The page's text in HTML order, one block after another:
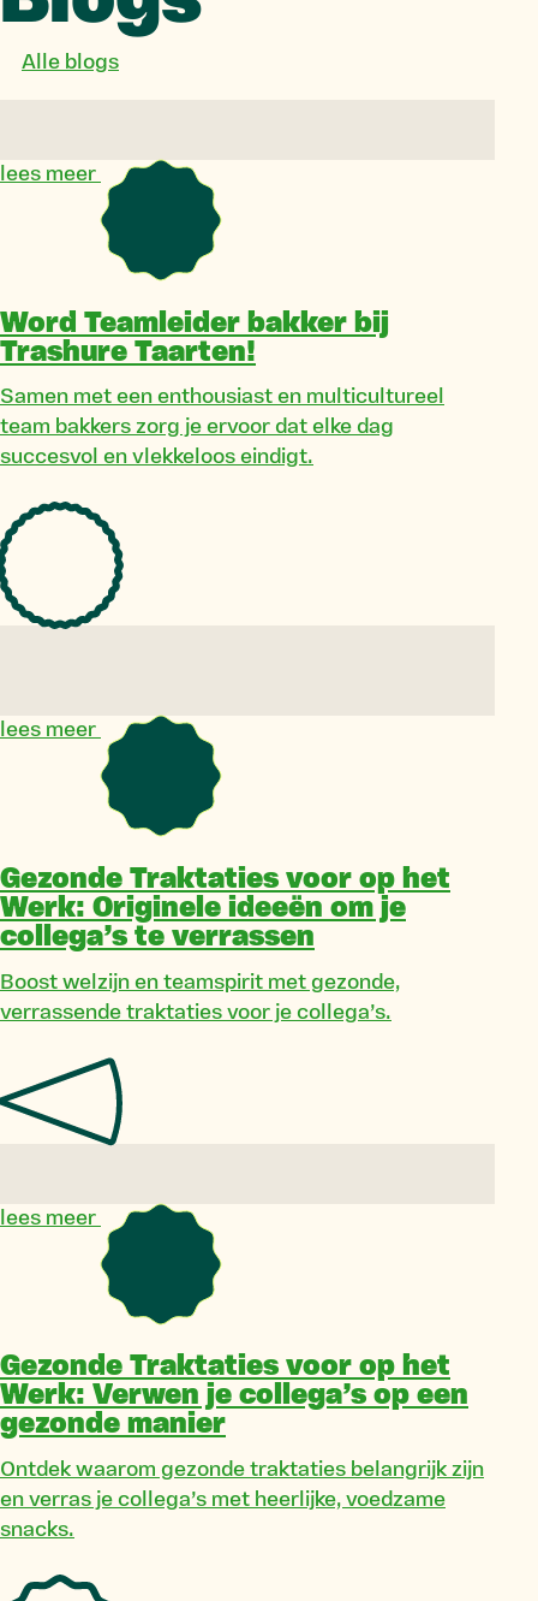
Alle blogs
lees meer
Word Teamleider bakker bij
Trashure Taarten!
Samen met een enthousiast en multicultureel
team bakkers zorg je ervoor dat elke dag
succesvol en vlekkeloos eindigt.
lees meer
Gezonde Traktaties voor op het
Werk: Originele ideeën om je
collega’s te verrassen
Boost welzijn en teamspirit met gezonde,
verrassende traktaties voor je collega’s.
lees meer
Gezonde Traktaties voor op het
Werk: Verwen je collega’s op een
gezonde manier
Ontdek waarom gezonde traktaties belangrijk zijn
en verras je collega’s met heerlijke, voedzame
snacks.